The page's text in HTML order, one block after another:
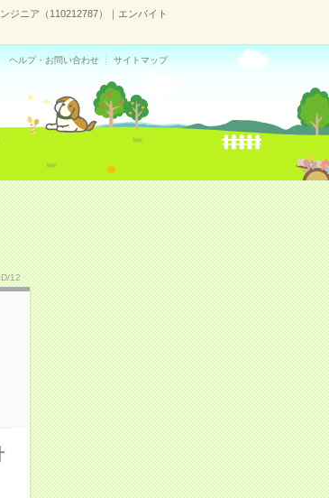
ジニア（110212787）｜エンバイト
ヘルプ・お問い合わせ サイトマップ
12